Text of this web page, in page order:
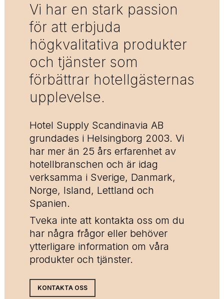
Vi har en stark passion
för att erbjuda
högkvalitativa produkter
och tjänster som
förbättrar hotellgästernas
upplevelse.
Hotel Supply Scandinavia AB
grundades i Helsingborg 2003. Vi
har mer än 25 års erfarenhet av
hotellbranschen och är idag
verksamma i Sverige, Danmark,
Norge, Island, Lettland och
Spanien.
Tveka inte att kontakta oss om du
har några frågor eller behöver
ytterligare information om våra
produkter och tjänster.
KONTAKTA OSS